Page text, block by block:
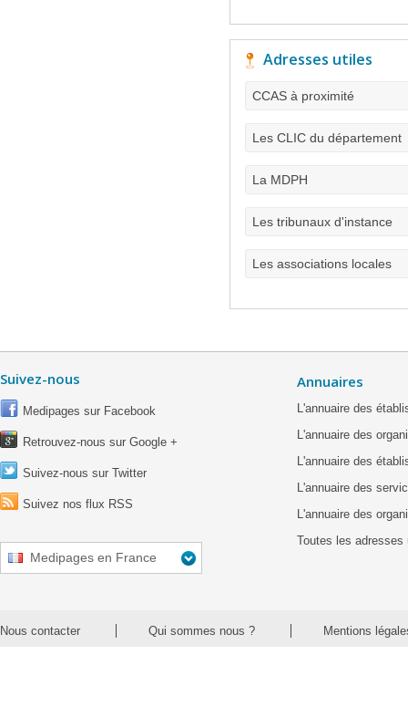
Adresses utiles
CCAS à proximité
Les CLIC du département
La MDPH
Les tribunaux d'instance
Les associations locales
Suivez-nous
Medipages sur Facebook
Retrouvez-nous sur Google +
Suivez-nous sur Twitter
Suivez nos flux RSS
Medipages en France
Annuaires
L'annuaire des
L'annuaire des
L'annuaire des
L'annuaire des
L'annuaire des
Toutes les adresses
Nous contacter Qui sommes nous ? Mentions